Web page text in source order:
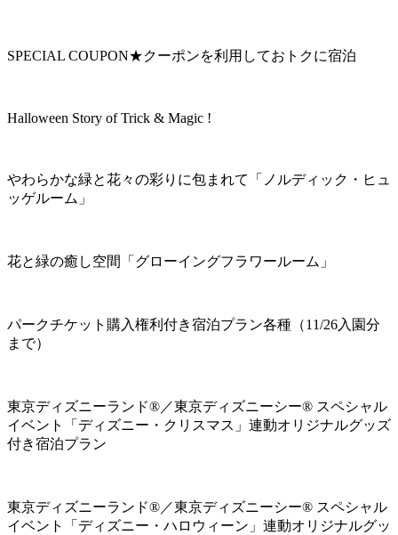
SPECIAL COUPON★クーポンを利用しておトクに宿泊
Halloween Story of Trick & Magic !
やわらかな緑と花々の彩りに包まれて「ノルディック・ヒュ
ッゲルーム」
花と緑の癒し空間「グローイングフラワールーム」
パークチケット購入権利付き宿泊プラン各種（11/26入園分
まで）
東京ディズニーランド®／東京ディズニーシー® スペシャル
イベント「ディズニー・クリスマス」連動オリジナルグッズ
付き宿泊プラン
東京ディズニーランド®／東京ディズニーシー® スペシャル
イベント「ディズニー・ハロウィーン」連動オリジナルグッ